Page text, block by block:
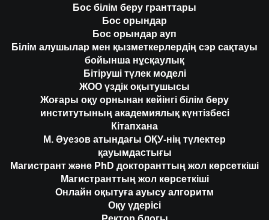
Бос білім беру гранттары
Бос орындар
Бос орындар ауп
Білім алушылар мен қызметкерлердің сэр сақтауы
бойынша нұсқаулық
Бітіруші түлек моделі
ЖОО үздік оқытушысы
Жоғары оқу орнынан кейінгі білім беру
институтының академиялық күнтізбесі
Кітапхана
М. Әуезов атындағы ОҚУ-нің түлектер
қауымдастығы
Магистрант және PhD докторанттың жол көрсеткіші
Магистранттың жол көрсеткіші
Онлайн оқытуға ауысу алгоритм
Оқу үдерісі